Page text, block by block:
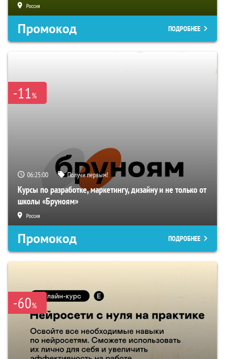
Россия
Промокод ПОДРОБНЕЕ
-11%
06:24:59 Получи первым!
Курсы по разработке, маркетингу, дизайну и не только от
школы «Бруноям»
Россия
Промокод ПОДРОБНЕЕ
-60%